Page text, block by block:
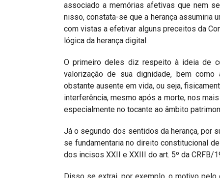
associado a memórias afetivas que nem
nisso, constata-se que a herança assumiria
com vistas a efetivar alguns preceitos da
lógica da herança digital.
O primeiro deles diz respeito à ideia de
valorização de sua dignidade, bem como
obstante ausente em vida, ou seja,
interferência, mesmo após a morte, nos
especialmente no tocante ao âmbito
Já o segundo dos sentidos da herança, por
se fundamentaria no direito constitucional
dos incisos XXII e XXIII do art. 5º da CRFB/